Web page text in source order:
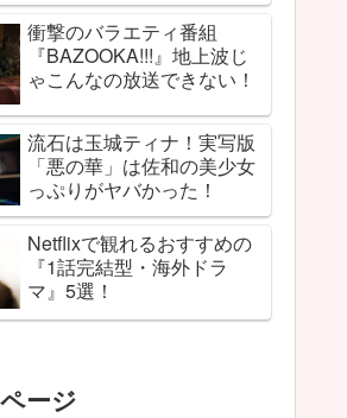
衝撃のバラエティ番組
『BAZOOKA!!!』地上波じ
ゃこんなの放送できない！
流石は玉城ティナ！実写版
「悪の華」は佐和の美少女
っぷりがヤバかった！
Netflixで観れるおすすめの
『1話完結型・海外ドラ
マ』5選！
ージ